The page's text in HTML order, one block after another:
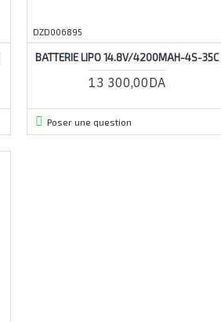
DZD006895
BATTERIE LIPO 14.8V/4200MAH-4S-35C
13 300,00DA
Poser une question